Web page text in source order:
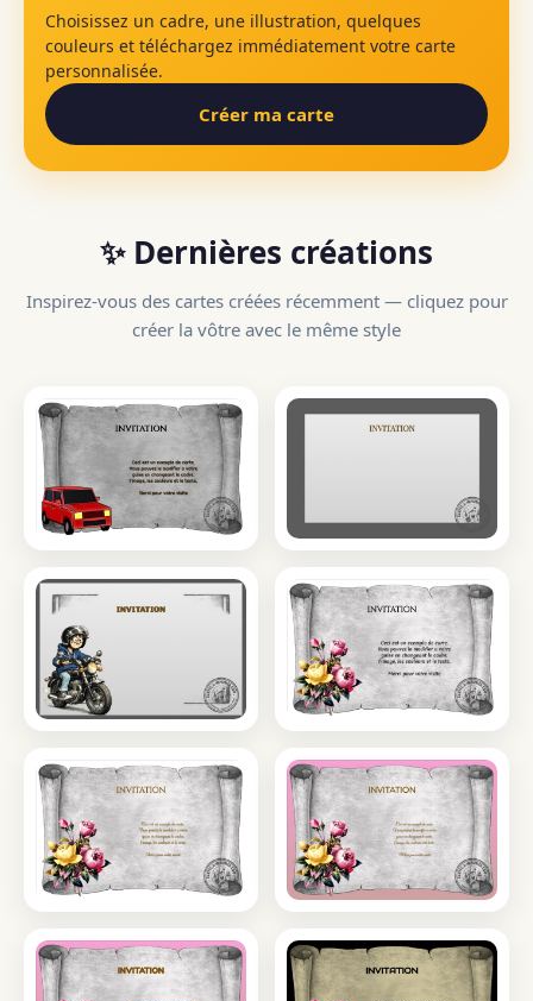
Choisissez un cadre, une illustration, quelques
couleurs et téléchargez immédiatement votre carte
personnalisée.
Créer ma carte
✨ Dernières créations
Inspirez-vous des cartes créées récemment — cliquez pour
créer la vôtre avec le même style